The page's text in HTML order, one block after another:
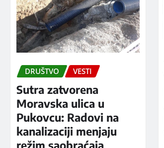
DRUŠTVO VESTI
Sutra zatvorena
Moravska ulica u
Pukovcu: Radovi na
kanalizaciji menjaju
režim saobraćaja